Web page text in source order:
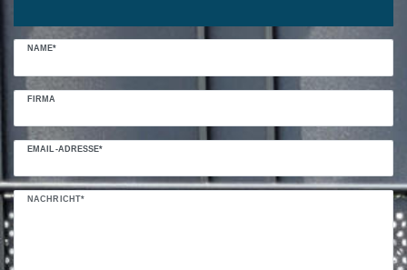
NAME*
FIRMA
EMAIL-ADRESSE*
NACHRICHT*